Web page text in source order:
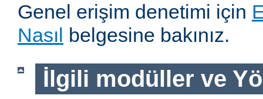
Genel erişim denetimi için
Nasıl belgesine bakınız.
İlgili modüller ve